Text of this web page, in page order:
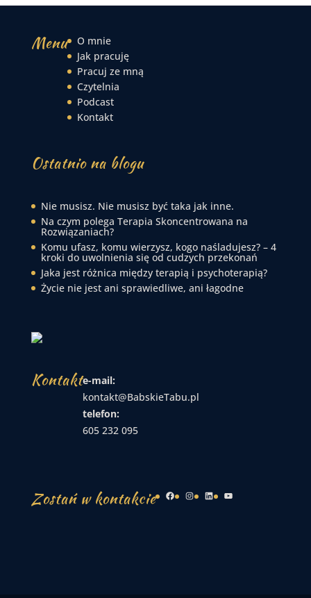
Menu
O mnie
Jak pracuję
Pracuj ze mną
Czytelnia
Podcast
Kontakt
Ostatnio na blogu
Nie musisz. Nie musisz być taka jak inne.
Na czym polega Terapia Skoncentrowana na
Rozwiązaniach?
Komu ufasz, komu wierzysz, kogo naśladujesz? – 4
kroki do uwolnienia się od cudzych przekonań
Jaka jest różnica między terapią i psychoterapią?
Życie nie jest ani sprawiedliwe, ani łagodne
Kontakte-mail:
kontakt@BabskieTabu.pl
telefon:
605 232 095
Zostań w kontakcie Facebook
Instagram
LinkedInYouTube